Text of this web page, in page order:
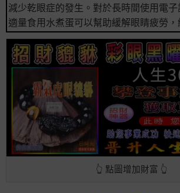
減少乾眼症的發生。對於長時間使用電子
適量食用水煮蛋可以幫助緩解眼睛疲勞，
👆 點圖增加財富 👆